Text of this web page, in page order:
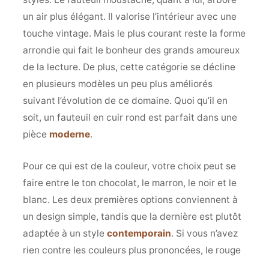
un air plus élégant. Il valorise l’intérieur avec une
touche vintage. Mais le plus courant reste la forme
arrondie qui fait le bonheur des grands amoureux
de la lecture. De plus, cette catégorie se décline
en plusieurs modèles un peu plus améliorés
suivant l’évolution de ce domaine. Quoi qu’il en
soit, un fauteuil en cuir rond est parfait dans une
pièce moderne.
Pour ce qui est de la couleur, votre choix peut se
faire entre le ton chocolat, le marron, le noir et le
blanc. Les deux premières options conviennent à
un design simple, tandis que la dernière est plutôt
adaptée à un style contemporain. Si vous n’avez
rien contre les couleurs plus prononcées, le rouge